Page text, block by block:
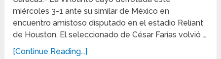
miércoles 3-1 ante su similar de México en
encuentro amistoso disputado en el estadio Reliant
de Houston. El seleccionado de César Farías volvió …
[Continue Reading...]